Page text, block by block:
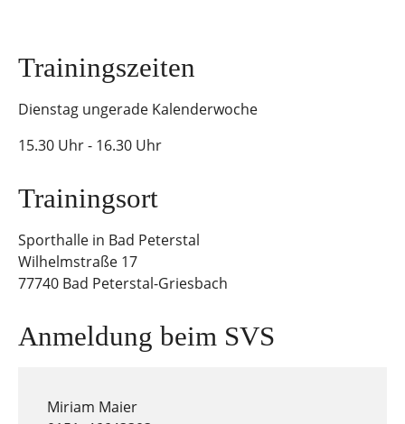
Trainingszeiten
Dienstag ungerade Kalenderwoche
15.30 Uhr - 16.30 Uhr
Trainingsort
Sporthalle in Bad Peterstal
Wilhelmstraße 17
77740 Bad Peterstal-Griesbach
Anmeldung beim SVS
Miriam Maier